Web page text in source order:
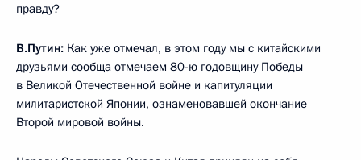
правду?
В.Путин: Как уже отмечал, в этом году мы с китайскими
друзьями сообща отмечаем 80-ю годовщину Победы
в Великой Отечественной войне и капитуляции
милитаристской Японии, ознаменовавшей окончание
Второй мировой войны.